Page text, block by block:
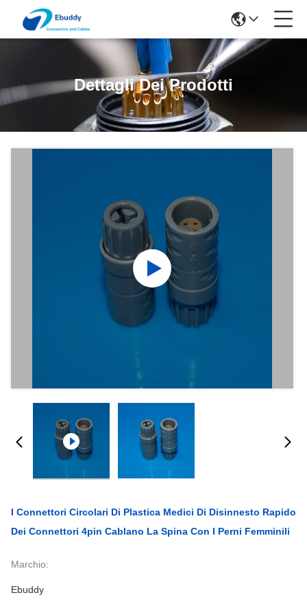
Dettagli Dei Prodotti
I Connettori Circolari Di Plastica Medici Di Disinnesto Rapido
Dei Connettori 4pin Cablano La Spina Con I Perni Femminili
Marchio:
Ebuddy